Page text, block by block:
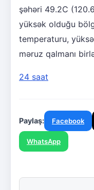
şəhəri 49.2C
yüksək olduğu
temperaturu,
məruz qalmanı
24 saat
Paylaş: Facebook
WhatsApp